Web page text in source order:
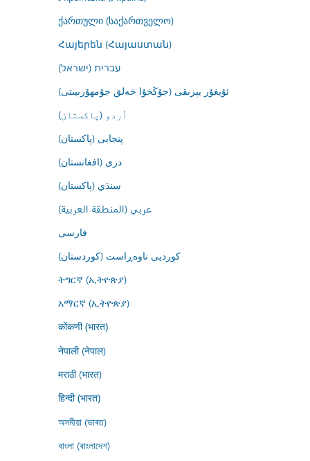
ქართული (საქართველო)
Հայերեն (Հայաստան)
עברית (ישראל)
ئۇيغۇر يېزىقى (جۇڭخۇا خەلق جۇمھۇرىيىتى)
اُردو (پاکستان)
پنجابی (پاکستان)
درى (افغانستان)
سنڌي (پاکستان)
عربي (المنطقة العربية)
فارسى
کوردیی ناوەڕاست (کوردستان)
ትግርኛ (ኢትዮጵያ)
አማርኛ (ኢትዮጵያ)
कोंकणी (भारत)
नेपाली (नेपाल)
मराठी (भारत)
हिन्दी (भारत)
অসমীয়া (ভাৰত)
বাংলা (বাংলাদেশ)